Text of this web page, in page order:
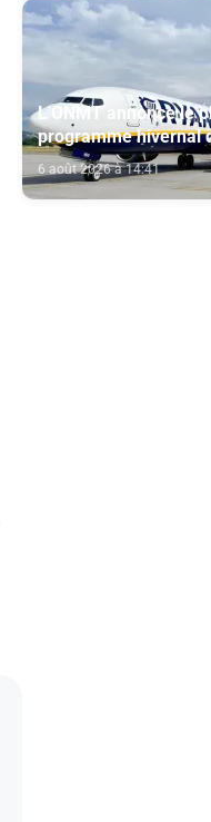
L'ONMT annonce le
programme hivernal
6 août 2026 à 14:41